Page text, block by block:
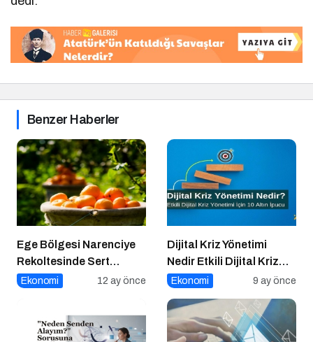
Benzer Haberler
Ege Bölgesi Narenciye
Rekoltesinde Sert
Düşüş: Üretim Yüzde 34
Ekonomi 12 ay önce
Dijital Kriz Yönetimi
Nedir Etkili Dijital Kriz
Yönetimi için 10 Altın
Ekonomi 9 ay önce